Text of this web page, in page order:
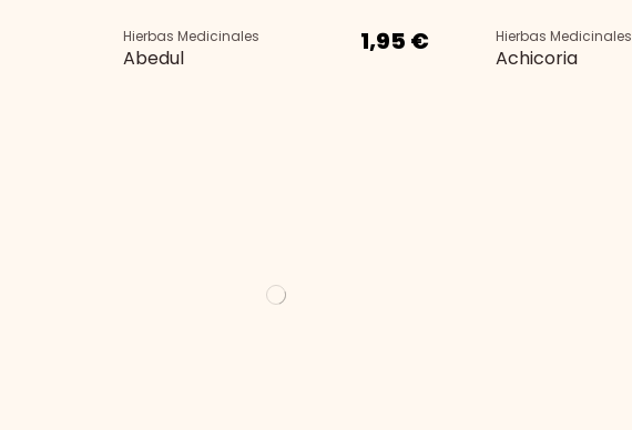
Hierbas Medicinales
Abedul
1,95 € Hierbas Medicinales
Achicoria